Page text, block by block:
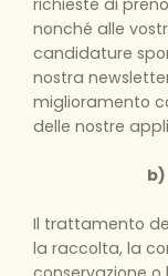
nonché alle
candidature
nostra
miglioramento
delle nostre
Il trattamento
la raccolta, la